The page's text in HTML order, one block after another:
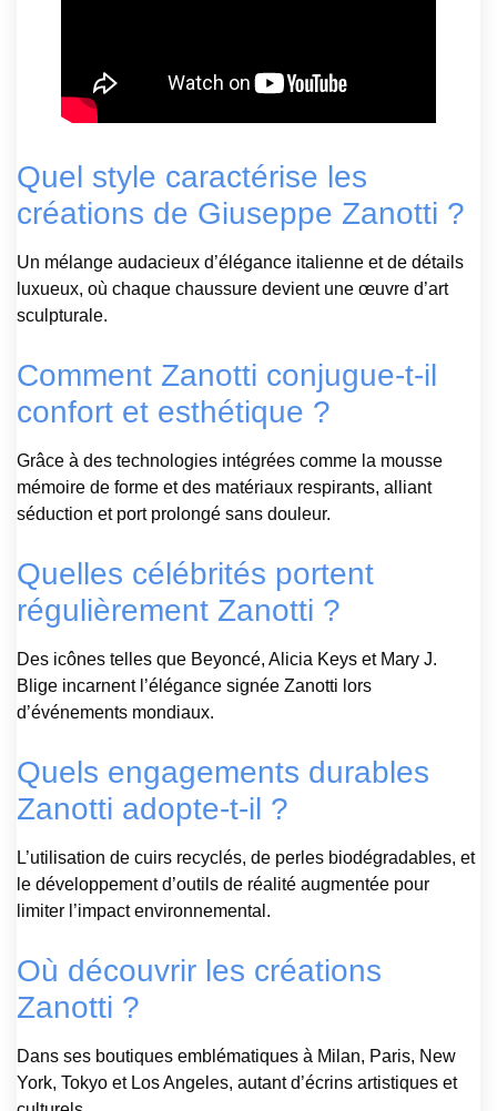
Quel style caractérise les
créations de Giuseppe Zanotti ?
Un mélange audacieux d’élégance italienne et de détails
luxueux, où chaque chaussure devient une œuvre d’art
sculpturale.
Comment Zanotti conjugue-t-il
confort et esthétique ?
Grâce à des technologies intégrées comme la mousse
mémoire de forme et des matériaux respirants, alliant
séduction et port prolongé sans douleur.
Quelles célébrités portent
régulièrement Zanotti ?
Des icônes telles que Beyoncé, Alicia Keys et Mary J.
Blige incarnent l’élégance signée Zanotti lors
d’événements mondiaux.
Quels engagements durables
Zanotti adopte-t-il ?
L’utilisation de cuirs recyclés, de perles biodégradables, et
le développement d’outils de réalité augmentée pour
limiter l’impact environnemental.
Où découvrir les créations
Zanotti ?
Dans ses boutiques emblématiques à Milan, Paris, New
York, Tokyo et Los Angeles, autant d’écrins artistiques et